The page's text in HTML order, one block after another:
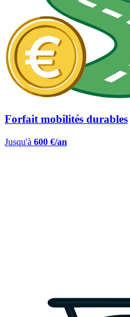
Forfait mobilités durables
Jusqu'à 600 €/an